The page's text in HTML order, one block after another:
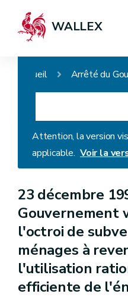
WALLEX
Accueil
Attention, la version
applicable. Voir la
23 décembre
Gouvernement
l'octroi de
ménages à
l'utilisation
efficiente de